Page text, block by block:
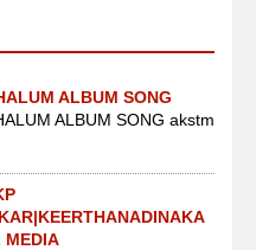
ALBUM SONG
ALBUM SONG akstm
MEDIA